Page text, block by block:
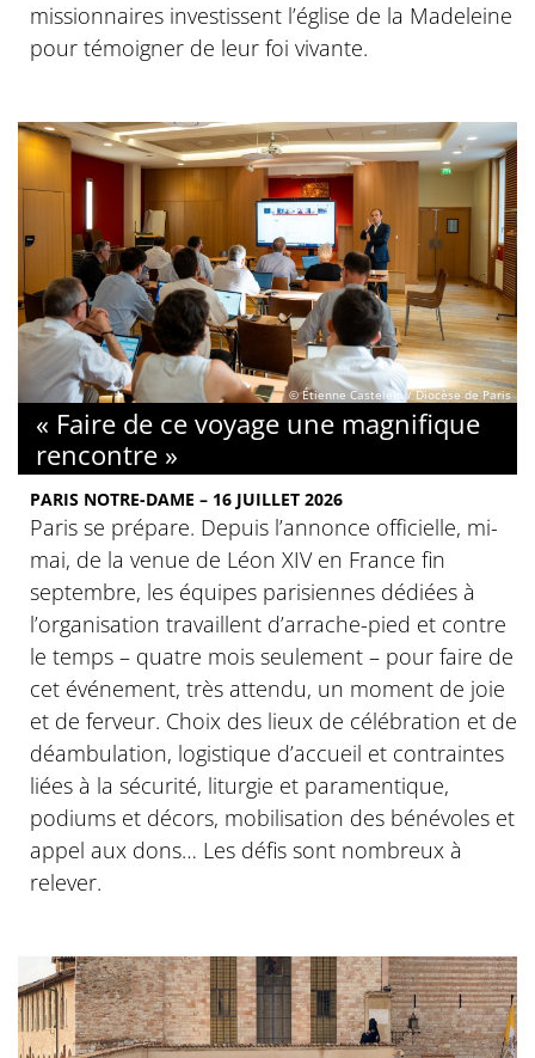
missionnaires investissent l’église de la Madeleine
pour témoigner de leur foi vivante.
© Étienne Castelein / Diocèse de Paris
« Faire de ce voyage une magnifique
rencontre »
PARIS NOTRE-DAME – 16 JUILLET 2026
Paris se prépare. Depuis l’annonce officielle, mi-
mai, de la venue de Léon XIV en France fin
septembre, les équipes parisiennes dédiées à
l’organisation travaillent d’arrache-pied et contre
le temps – quatre mois seulement – pour faire de
cet événement, très attendu, un moment de joie
et de ferveur. Choix des lieux de célébration et de
déambulation, logistique d’accueil et contraintes
liées à la sécurité, liturgie et paramentique,
podiums et décors, mobilisation des bénévoles et
appel aux dons… Les défis sont nombreux à
relever.